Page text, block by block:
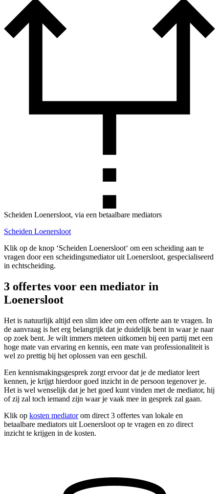
Scheiden Loenersloot, via een betaalbare mediators
Scheiden Loenersloot
Klik op de knop ‘Scheiden Loenersloot‘ om een scheiding aan te
vragen door een scheidingsmediator uit Loenersloot, gespecialiseerd
in echtscheiding.
3 offertes voor een mediator in
Loenersloot
Het is natuurlijk altijd een slim idee om een offerte aan te vragen. In
de aanvraag is het erg belangrijk dat je duidelijk bent in waar je naar
op zoek bent. Je wilt immers meteen uitkomen bij een partij met een
hoge mate van ervaring en kennis, een mate van professionaliteit is
wel zo prettig bij het oplossen van een geschil.
Een kennismakingsgesprek zorgt ervoor dat je de mediator leert
kennen, je krijgt hierdoor goed inzicht in de persoon tegenover je.
Het is wel wenselijk dat je het goed kunt vinden met de mediator, hij
of zij zal toch iemand zijn waar je vaak mee in gesprek zal gaan.
Klik op kosten mediatorom direct 3 offertes van lokale en
betaalbare mediators uit Loenersloot op te vragen en zo direct
inzicht te krijgen in de kosten.